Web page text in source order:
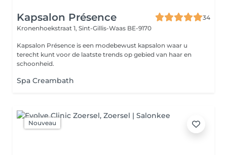
Kapsalon Présence
34
Kronenhoekstraat 1, Sint-Gillis-Waas BE-9170
Kapsalon Présence is een modebewust kapsalon waar u
terecht kunt voor de laatste trends op gebied van haar en
schoonheid.
Spa Creambath
Nouveau